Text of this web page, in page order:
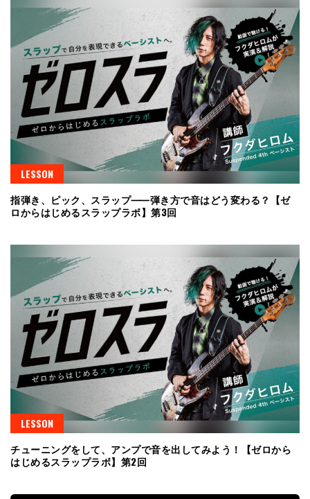
LESSON
指弾き、ピック、スラップ⸺弾き方で音はどう変わる？【ゼ
ロからはじめるスラップラボ】第3回
LESSON
チューニングをして、アンプで音を出してみよう！【ゼロから
はじめるスラップラボ】第2回